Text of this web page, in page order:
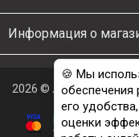
Информация о
2026 © Люкс Постель
🍪 Мы
обеспечения
его
оценки